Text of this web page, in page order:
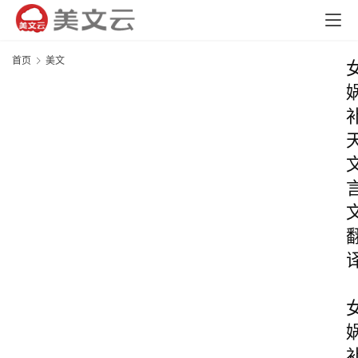
首页 美文